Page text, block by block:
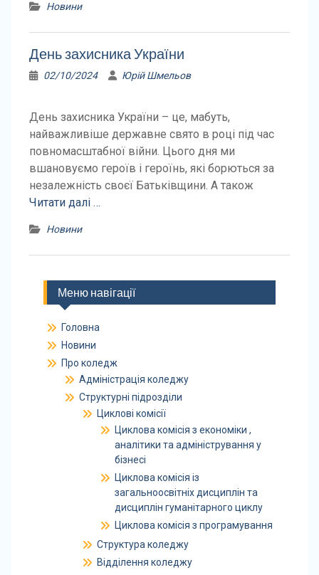
Новини
День захисника України
02/10/2024 Юрій Шмельов
День захисника України – це, мабуть,
найважливіше державне свято в році під час
повномасштабної війни. Цього дня ми
вшановуємо героїв і героїнь, які борються за
незалежність своєї Батьківщини. А також
Читати далі …
Новини
Меню навігації
Головна
Новини
Про коледж
Адміністрація коледжу
Структурні підрозділи
Циклові комісії
Циклова комісія з економіки ,
аналітики та адміністрування у
бізнесі
Циклова комісія із
загальноосвітніх дисциплін та
дисциплін гуманітарного циклу
Циклова комісія з програмування
Структура коледжу
Відділення коледжу